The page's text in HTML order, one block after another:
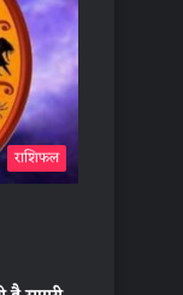
राशिफल